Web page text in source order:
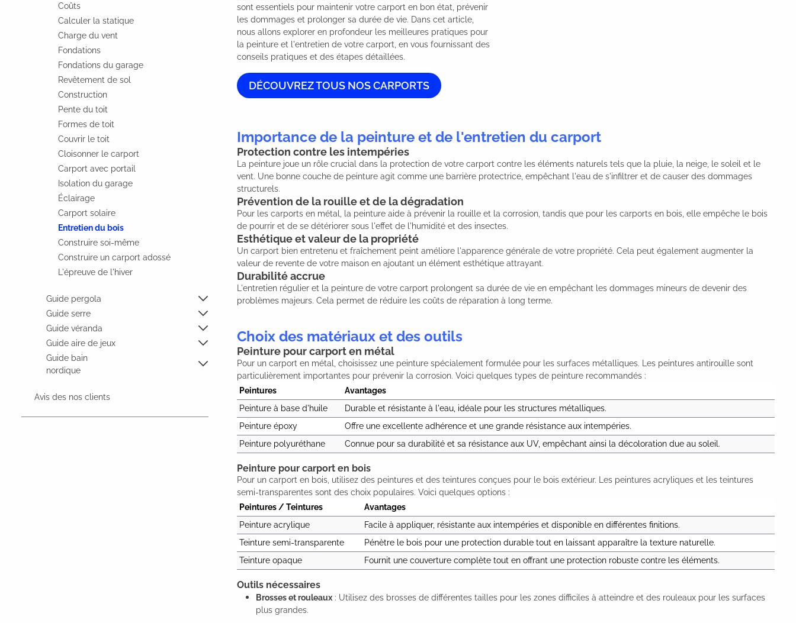
Coûts
Calculer la statique
Charge du vent
Fondations
Fondations du garage
Revêtement de sol
Construction
Pente du toit
Formes de toit
Couvrir le toit
Cloisonner le carport
Carport avec portail
Isolation du garage
Éclairage
Carport solaire
Entretien du bois
Construire soi-même
Construire un carport adossé
L'épreuve de l'hiver
Guide pergola
Guide serre
Guide véranda
Guide aire de jeux
Guide bain
nordique
Avis des nos clients
sont essentiels pour maintenir votre carport en bon état, prévenir
les dommages et prolonger sa durée de vie. Dans cet article,
nous allons explorer en profondeur les meilleures pratiques pour
la peinture et l'entretien de votre carport, en vous fournissant des
conseils pratiques et des étapes détaillées.
DÉCOUVREZ TOUS NOS CARPORTS
Importance de la peinture et de l'entretien du carport
Protection contre les intempéries
La peinture joue un rôle crucial dans la protection de votre carport contre les éléments naturels tels que la pluie, la neige, le soleil et le
vent. Une bonne couche de peinture agit comme une barrière protectrice, empêchant l'eau de s'infiltrer et de causer des dommages
structurels.
Prévention de la rouille et de la dégradation
Pour les carports en métal, la peinture aide à prévenir la rouille et la corrosion, tandis que pour les carports en bois, elle empêche le bois
de pourrir et de se détériorer sous l'effet de l'humidité et des insectes.
Esthétique et valeur de la propriété
Un carport bien entretenu et fraîchement peint améliore l'apparence générale de votre propriété. Cela peut également augmenter la
valeur de revente de votre maison en ajoutant un élément esthétique attrayant.
Durabilité accrue
L'entretien régulier et la peinture de votre carport prolongent sa durée de vie en empêchant les dommages mineurs de devenir des
problèmes majeurs. Cela permet de réduire les coûts de réparation à long terme.
Choix des matériaux et des outils
Peinture pour carport en métal
Pour un carport en métal, choisissez une peinture spécialement formulée pour les surfaces métalliques. Les peintures antirouille sont
particulièrement importantes pour prévenir la corrosion. Voici quelques types de peinture recommandés :
Peintures
Avantages
Peinture à base d'huile
Durable et résistante à l'eau, idéale pour les structures métalliques.
Peinture époxy
Offre une excellente adhérence et une grande résistance aux intempéries.
Peinture polyuréthane
Connue pour sa durabilité et sa résistance aux UV, empêchant ainsi la décoloration due au soleil.
Peinture pour carport en bois
Pour un carport en bois, utilisez des peintures et des teintures conçues pour le bois extérieur. Les peintures acryliques et les teintures
semi-transparentes sont des choix populaires. Voici quelques options :
Peintures / Teintures
Avantages
Peinture acrylique
Facile à appliquer, résistante aux intempéries et disponible en différentes finitions.
Teinture semi-transparente
Pénètre le bois pour une protection durable tout en laissant apparaître la texture naturelle.
Teinture opaque
Fournit une couverture complète tout en offrant une protection robuste contre les éléments.
Outils nécessaires
Brosses et rouleaux : Utilisez des brosses de différentes tailles pour les zones difficiles à atteindre et des rouleaux pour les surfaces
plus grandes.